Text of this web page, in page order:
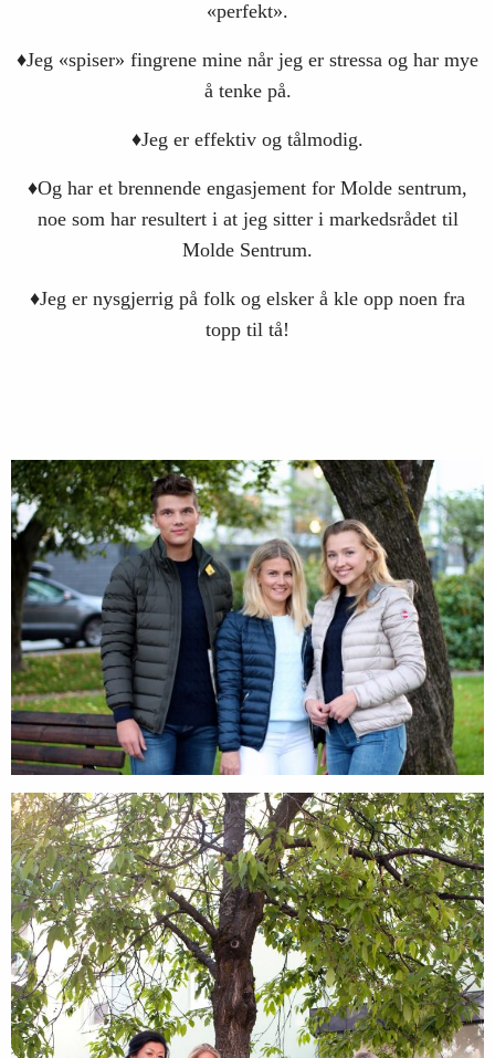
«perfekt».
♦Jeg «spiser» fingrene mine når jeg er stressa og har mye
å tenke på.
♦Jeg er effektiv og tålmodig.
♦Og har et brennende engasjement for Molde sentrum,
noe som har resultert i at jeg sitter i markedsrådet til
Molde Sentrum.
♦Jeg er nysgjerrig på folk og elsker å kle opp noen fra
topp til tå!